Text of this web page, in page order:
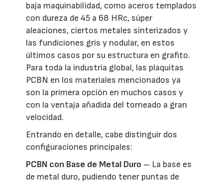
baja maquinabilidad, como aceros templados
con dureza de 45 a 68 HRc, súper
aleaciones, ciertos metales sinterizados y
las fundiciones gris y nodular, en estos
últimos casos por su estructura en grafito.
Para toda la industria global, las plaquitas
PCBN en los materiales mencionados ya
son la primera opción en muchos casos y
con la ventaja añadida del torneado a gran
velocidad.
Entrando en detalle, cabe distinguir dos
configuraciones principales:
PCBN con Base de Metal Duro – La base es
de metal duro, pudiendo tener puntas de